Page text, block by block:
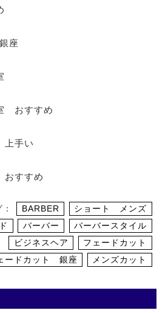
座
おすすめ
手い
すすめ
BARBER
ショート メンズ
バーバー
バーバースタイル
ビジネスヘア
フェードカット
ードカット 銀座
メンズカット